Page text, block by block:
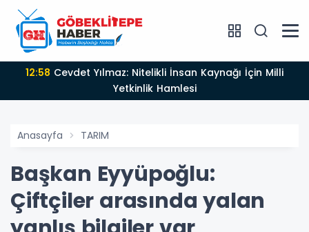
12:58
Yetkinlik Hamlesi
Anasayfa TARIM
Başkan Eyyüpoğlu:
Çiftçiler arasında yalan